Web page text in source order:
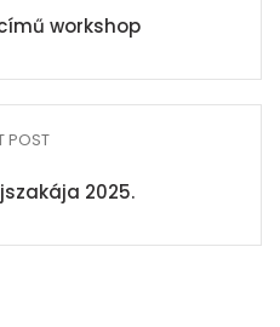
című workshop
POST
2025.